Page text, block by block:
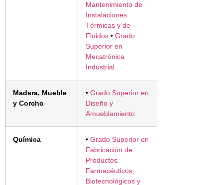
Mantenimiento de
Instalaciones
Térmicas y de
Fluidos • Grado
Superior en
Mecatrónica
Industrial
Madera, Mueble
y Corcho
• Grado Superior en
Diseño y
Amueblamiento
Química • Grado Superior en
Fabricación de
Productos
Farmacéuticos,
Biotecnológicos y